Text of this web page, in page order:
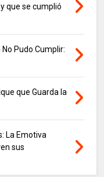
que se cumplió
Pudo Cumplir:
que Guarda la
La Emotiva
sus